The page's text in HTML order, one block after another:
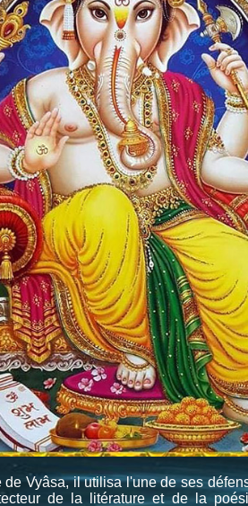
Vyâsa, il utilisa l'une de ses
de la litérature et de la